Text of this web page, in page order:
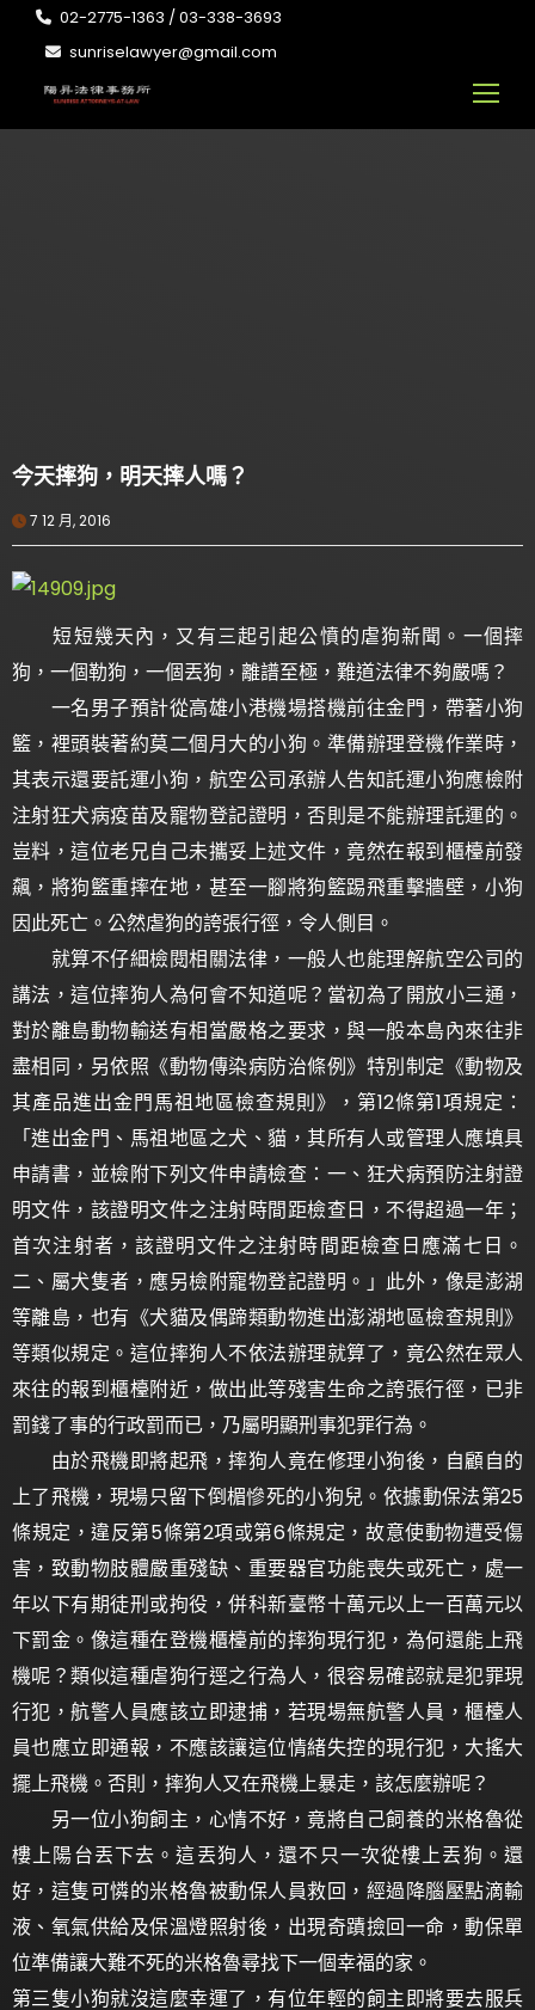
02-2775-1363 / 03-338-3693
sunriselawyer@gmail.com
今天摔狗，明天摔人嗎？
7 12 月, 2016
短短幾天內，又有三起引起公憤的虐狗新聞。一個摔
狗，一個勒狗，一個丟狗，離譜至極，難道法律不夠嚴嗎？
一名男子預計從高雄小港機場搭機前往金門，帶著小狗
籃，裡頭裝著約莫二個月大的小狗。準備辦理登機作業時，
其表示還要託運小狗，航空公司承辦人告知託運小狗應檢附
注射狂犬病疫苗及寵物登記證明，否則是不能辦理託運的。
豈料，這位老兄自己未攜妥上述文件，竟然在報到櫃檯前發
飆，將狗籃重摔在地，甚至一腳將狗籃踢飛重擊牆壁，小狗
因此死亡。公然虐狗的誇張行徑，令人側目。
就算不仔細檢閱相關法律，一般人也能理解航空公司的
講法，這位摔狗人為何會不知道呢？當初為了開放小三通，
對於離島動物輸送有相當嚴格之要求，與一般本島內來往非
盡相同，另依照《動物傳染病防治條例》特別制定《動物及
其產品進出金門馬祖地區檢查規則》，第12條第1項規定：
「進出金門、馬祖地區之犬、貓，其所有人或管理人應填具
申請書，並檢附下列文件申請檢查：一、狂犬病預防注射證
明文件，該證明文件之注射時間距檢查日，不得超過一年；
首次注射者，該證明文件之注射時間距檢查日應滿七日。
二、屬犬隻者，應另檢附寵物登記證明。」此外，像是澎湖
等離島，也有《犬貓及偶蹄類動物進出澎湖地區檢查規則》
等類似規定。這位摔狗人不依法辦理就算了，竟公然在眾人
來往的報到櫃檯附近，做出此等殘害生命之誇張行徑，已非
罰錢了事的行政罰而已，乃屬明顯刑事犯罪行為。
由於飛機即將起飛，摔狗人竟在修理小狗後，自顧自的
上了飛機，現場只留下倒楣慘死的小狗兒。依據動保法第25
條規定，違反第5條第2項或第6條規定，故意使動物遭受傷
害，致動物肢體嚴重殘缺、重要器官功能喪失或死亡，處一
年以下有期徒刑或拘役，併科新臺幣十萬元以上一百萬元以
下罰金。像這種在登機櫃檯前的摔狗現行犯，為何還能上飛
機呢？類似這種虐狗行逕之行為人，很容易確認就是犯罪現
行犯，航警人員應該立即逮捕，若現場無航警人員，櫃檯人
員也應立即通報，不應該讓這位情緒失控的現行犯，大搖大
擺上飛機。否則，摔狗人又在飛機上暴走，該怎麼辦呢？
另一位小狗飼主，心情不好，竟將自己飼養的米格魯從
樓上陽台丟下去。這丟狗人，還不只一次從樓上丟狗。還
好，這隻可憐的米格魯被動保人員救回，經過降腦壓點滴輸
液、氧氣供給及保溫燈照射後，出現奇蹟撿回一命，動保單
位準備讓大難不死的米格魯尋找下一個幸福的家。
第三隻小狗就沒這麼幸運了，有位年輕的飼主即將要去服兵